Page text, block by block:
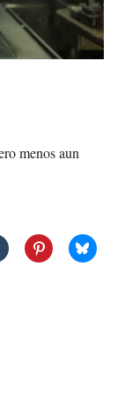
menos aun